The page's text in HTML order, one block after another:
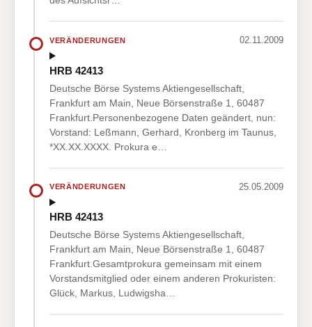
VERÄNDERUNGEN 02.11.2009
HRB 42413
Deutsche Börse Systems Aktiengesellschaft,
Frankfurt am Main, Neue Börsenstraße 1, 60487
Frankfurt.Personenbezogene Daten geändert, nun:
Vorstand: Leßmann, Gerhard, Kronberg im Taunus,
*XX.XX.XXXX. Prokura e…
VERÄNDERUNGEN 25.05.2009
HRB 42413
Deutsche Börse Systems Aktiengesellschaft,
Frankfurt am Main, Neue Börsenstraße 1, 60487
Frankfurt.Gesamtprokura gemeinsam mit einem
Vorstandsmitglied oder einem anderen Prokuristen:
Glück, Markus, Ludwigsha…